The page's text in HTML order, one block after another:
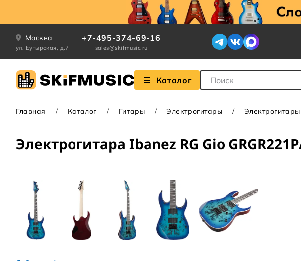
Москва
ул. Бутырская, д.7
+7-495-374-69-16
sales@skifmusic.ru
Каталог Поле для Поиска
Главная Каталог Гитары Электрогитары
Электрогитара Ibanez RG Gio